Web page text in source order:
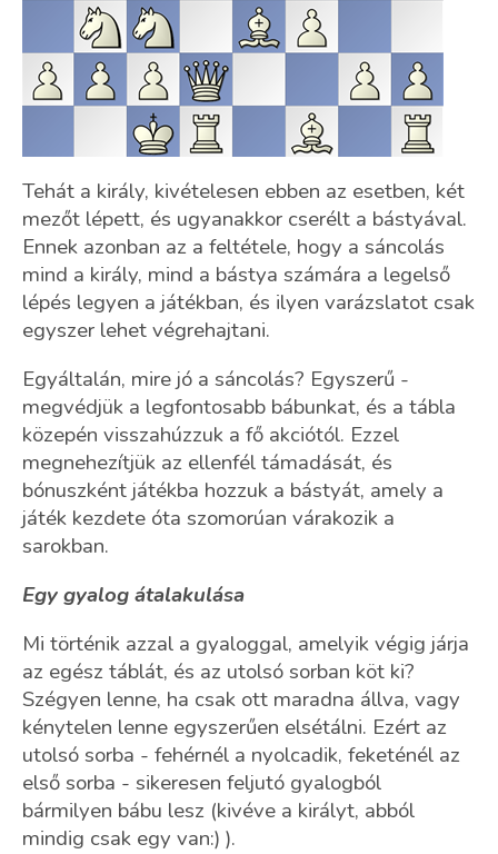
Tehát a király, kivételesen ebben az esetben, két
mezőt lépett, és ugyanakkor cserélt a bástyával.
Ennek azonban az a feltétele, hogy a sáncolás
mind a király, mind a bástya számára a legelső
lépés legyen a játékban, és ilyen varázslatot csak
egyszer lehet végrehajtani.
Egyáltalán, mire jó a sáncolás? Egyszerű -
megvédjük a legfontosabb bábunkat, és a tábla
közepén visszahúzzuk a fő akciótól. Ezzel
megnehezítjük az ellenfél támadását, és
bónuszként játékba hozzuk a bástyát, amely a
játék kezdete óta szomorúan várakozik a
sarokban.
Egy gyalog átalakulása
Mi történik azzal a gyaloggal, amelyik végig járja
az egész táblát, és az utolsó sorban köt ki?
Szégyen lenne, ha csak ott maradna állva, vagy
kénytelen lenne egyszerűen elsétálni. Ezért az
utolsó sorba - fehérnél a nyolcadik, feketénél az
első sorba - sikeresen feljutó gyalogból
bármilyen bábu lesz (kivéve a királyt, abból
mindig csak egy van:) ).